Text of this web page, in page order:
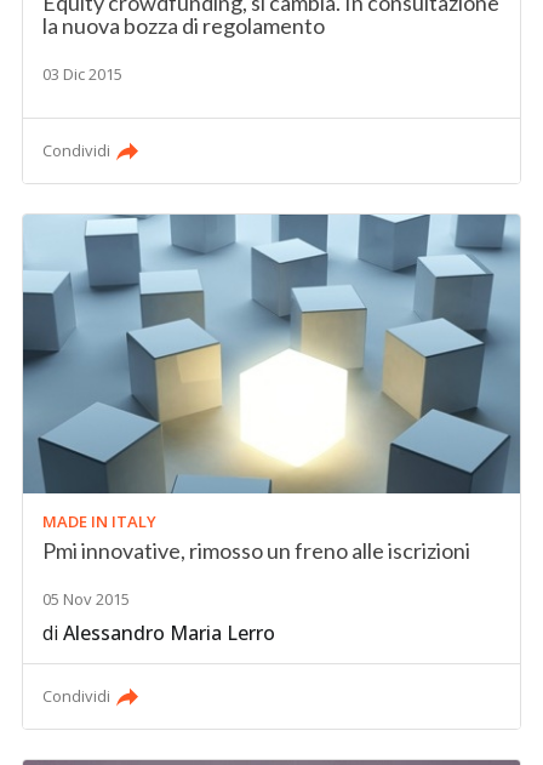
la nuova bozza di regolamento
03 Dic 2015
Condividi
MADE IN ITALY
Pmi innovative, rimosso un freno alle iscrizioni
05 Nov 2015
diAlessandro Maria Lerro
Condividi